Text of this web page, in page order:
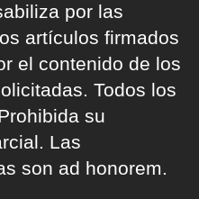
por las
artículos firmados
el contenido de los
Todos los
su
Las
son ad honorem.